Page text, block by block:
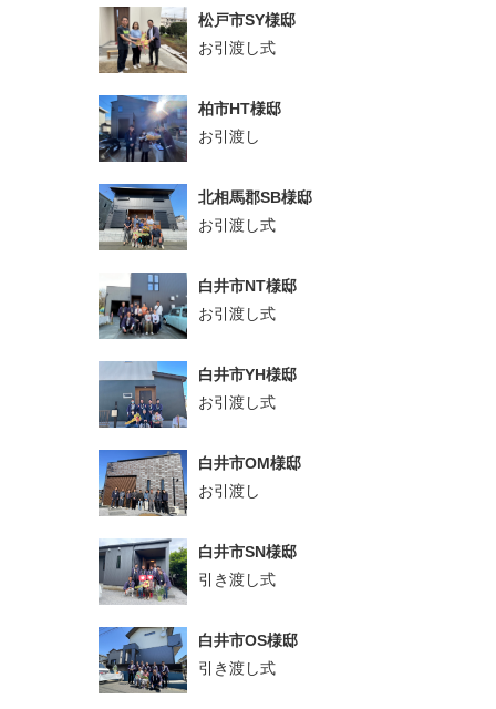
松戸市SY様邸
お引渡し式
柏市HT様邸
お引渡し
北相馬郡SB様邸
お引渡し式
白井市NT様邸
お引渡し式
白井市YH様邸
お引渡し式
白井市OM様邸
お引渡し
白井市SN様邸
引き渡し式
白井市OS様邸
引き渡し式